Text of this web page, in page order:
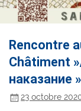
Rencontre
Châtiment
наказание
23 octobre